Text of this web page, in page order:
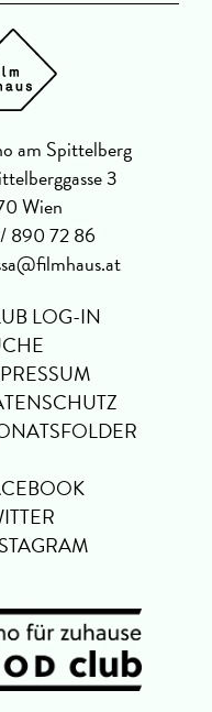
am Spittelberg
3
Wien
890 72 86
LOG-IN